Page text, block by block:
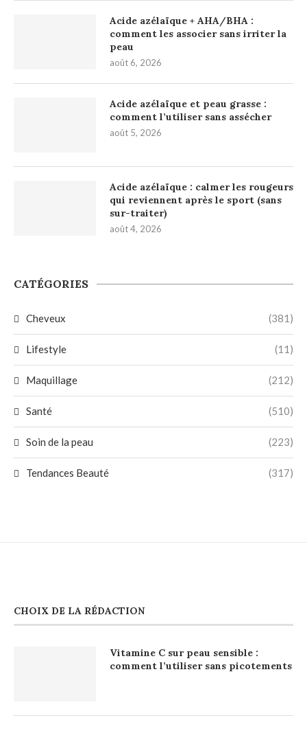
Acide azélaïque + AHA/BHA :
comment les associer sans irriter la
peau
août 6, 2026
Acide azélaïque et peau grasse :
comment l’utiliser sans assécher
août 5, 2026
Acide azélaïque : calmer les rougeurs
qui reviennent après le sport (sans
sur-traiter)
août 4, 2026
CATÉGORIES
Cheveux (381)
Lifestyle (11)
Maquillage (212)
Santé (510)
Soin de la peau (223)
Tendances Beauté (317)
CHOIX DE LA RÉDACTION
Vitamine C sur peau sensible :
comment l’utiliser sans picotements